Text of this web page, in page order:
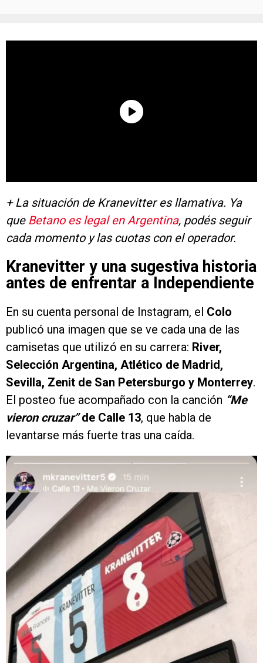
+ La situación de Kranevitter es llamativa. Ya
que Betano es legal en Argentina, podés seguir
cada momento y las cuotas con el operador.
Kranevitter y una sugestiva historia
antes de enfrentar a Independiente
En su cuenta personal de Instagram, el Colo
publicó una imagen que se ve cada una de las
camisetas que utilizó en su carrera: River,
Selección Argentina, Atlético de Madrid,
Sevilla, Zenit de San Petersburgo y Monterrey.
El posteo fue acompañado con la canción “Me
vieron cruzar”de Calle 13, que habla de
levantarse más fuerte tras una caída.